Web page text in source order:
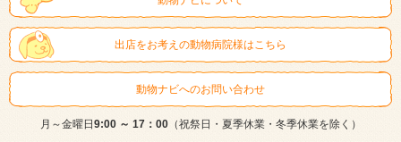
出店をお考えの動物病院様はこちら
動物ナビへのお問い合わせ
月～金曜日 9:00 ～ 17：00（祝祭日・夏季休業・冬季休業を除く）